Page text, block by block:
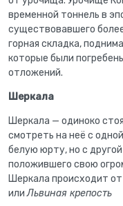
временной тоннель в
существовавшего
горная складка,
которые были
отложений.
Шеркала
Шеркала — одиноко
смотреть на неё с
белую юрту, но с
положившего свою
Шеркала происходит
илиЛьвиная крепость